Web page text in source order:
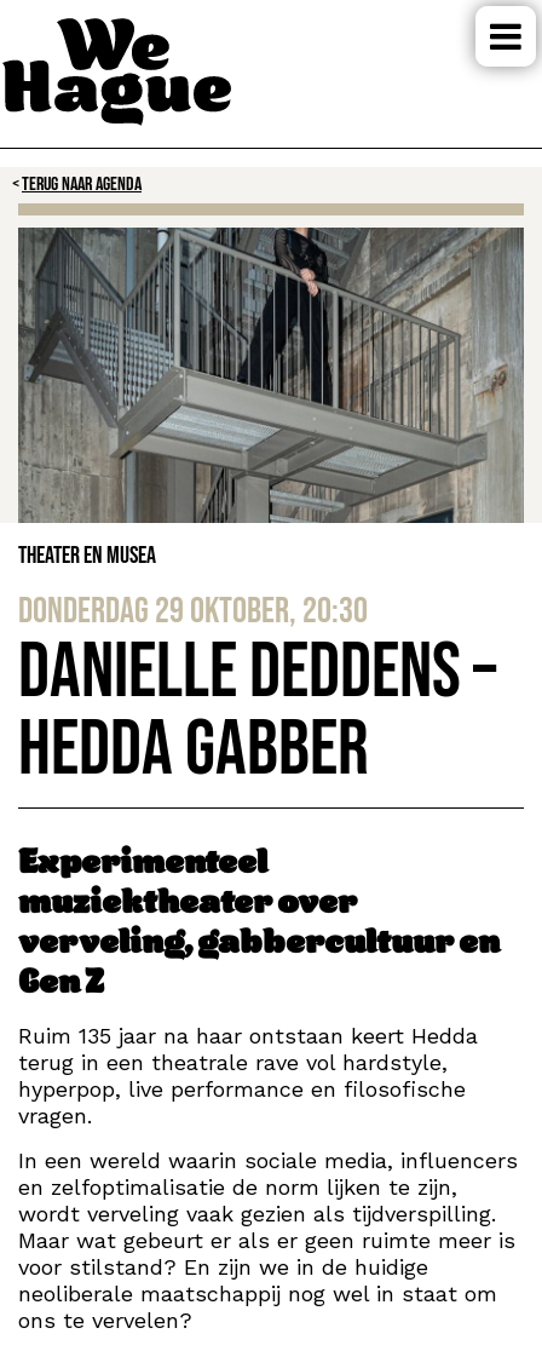
TERUG NAAR AGENDA
Theater en Musea
donderdag 29 oktober, 20:30
Danielle Deddens –
Hedda Gabber
Experimenteel
muziektheater over
verveling, gabbercultuur en
Gen Z
Ruim 135 jaar na haar ontstaan keert Hedda
terug in een theatrale rave vol hardstyle,
hyperpop, live performance en filosofische
vragen.
In een wereld waarin sociale media, influencers
en zelfoptimalisatie de norm lijken te zijn,
wordt verveling vaak gezien als tijdverspilling.
Maar wat gebeurt er als er geen ruimte meer is
voor stilstand? En zijn we in de huidige
neoliberale maatschappij nog wel in staat om
ons te vervelen?